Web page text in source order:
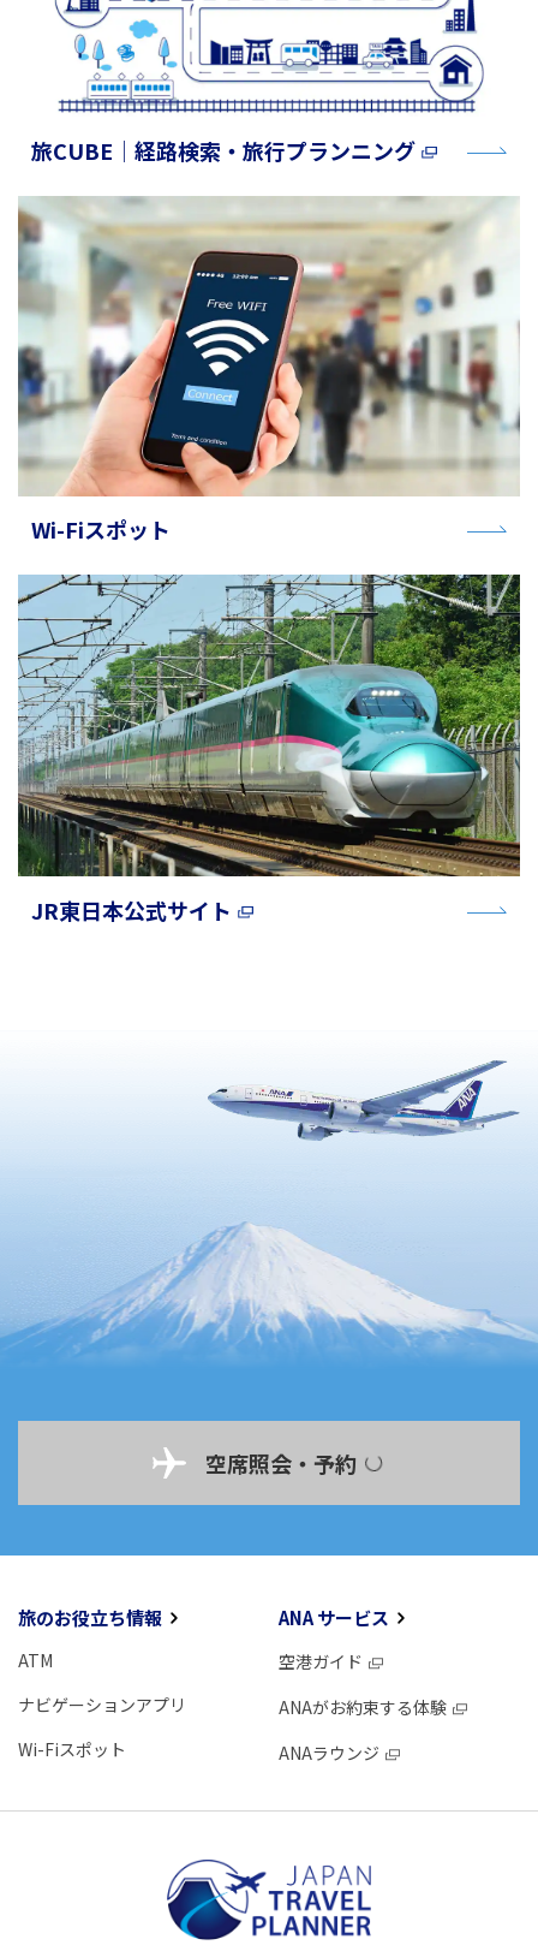
旅CUBE│経路検索・旅行プランニング
Wi-Fiスポット
JR東日本公式サイト
空席照会・予約
旅のお役立ち情報
ATM
ナビゲーションアプリ
Wi-Fiスポット
ANA サービス
空港ガイド
ANAがお約束する体験
ANAラウンジ